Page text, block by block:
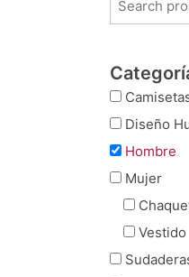
Diseño
Hombre
Mujer
Vestido